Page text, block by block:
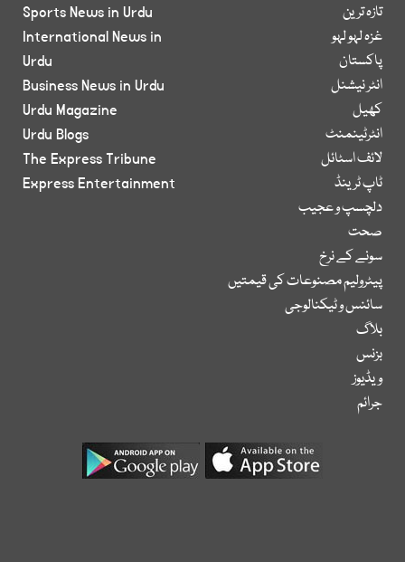
تازہ ترین
غزہ لہو لہو
پاکستان
انٹر نیشنل
کھیل
انٹرٹینمنٹ
لائف اسٹائل
ٹاپ ٹرینڈ
دلچسپ و عجیب
صحت
سونے کے نرخ
پیٹرولیم مصنوعات کی قیمتیں
سائنس و ٹیکنالوجی
بلاگ
بزنس
ویڈیوز
جرائم
Sports News in Urdu
International News in
Urdu
Business News in Urdu
Urdu Magazine
Urdu Blogs
The Express Tribune
Express Entertainment